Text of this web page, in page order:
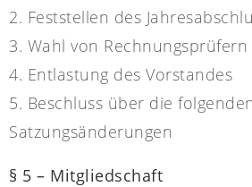
2. Feststellen des
3. Wahl von Rechnungsprüfern
4. Entlastung des Vorstandes
5. Beschluss über die folgenden
Satzungsänderungen
§ 5 – Mitgliedschaft